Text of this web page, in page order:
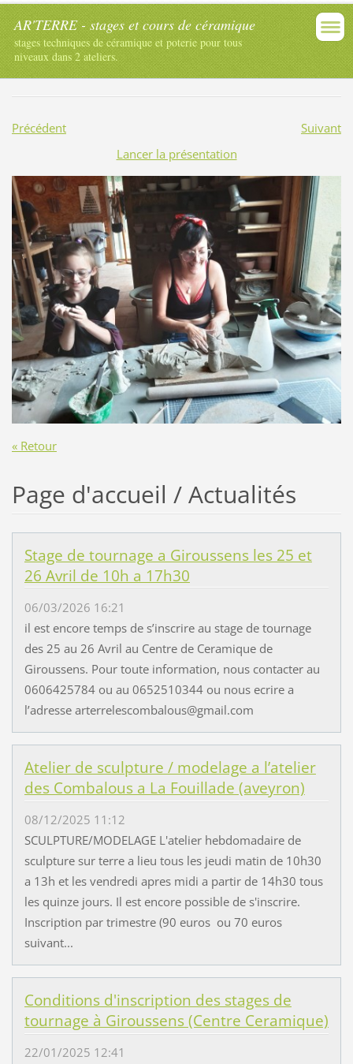
AR'TERRE - stages et cours de céramique
stages techniques de céramique et poterie pour tous
niveaux dans 2 ateliers.
Précédent
Suivant
Lancer la présentation
« Retour
Page d'accueil / Actualités
Stage de tournage a Giroussens les 25 et
26 Avril de 10h a 17h30
06/03/2026 16:21
il est encore temps de s’inscrire au stage de tournage
des 25 au 26 Avril au Centre de Ceramique de
Giroussens. Pour toute information, nous contacter au
0606425784 ou au 0652510344 ou nous ecrire a
l’adresse arterrelescombalous@gmail.com
Atelier de sculpture / modelage a l’atelier
des Combalous a La Fouillade (aveyron)
08/12/2025 11:12
SCULPTURE/MODELAGE L'atelier hebdomadaire de
sculpture sur terre a lieu tous les jeudi matin de 10h30
a 13h et les vendredi apres midi a partir de 14h30 tous
les quinze jours. Il est encore possible de s'inscrire.
Inscription par trimestre (90 euros ou 70 euros
suivant...
Conditions d'inscription des stages de
tournage à Giroussens (Centre Ceramique)
22/01/2025 12:41